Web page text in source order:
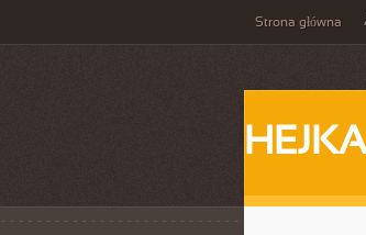
Strona główna
HEJKA